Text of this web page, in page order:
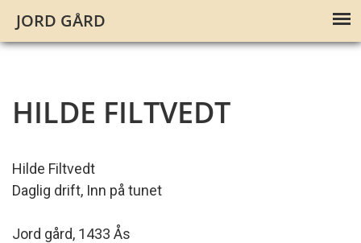
JORD GÅRD
HILDE FILTVEDT
Hilde Filtvedt
Daglig drift, Inn på tunet
Jord gård, 1433 Ås